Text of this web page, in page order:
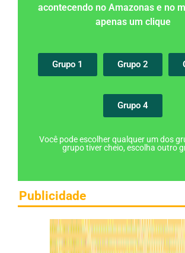
acontecendo no Amazonas e no
apenas um clique
Grupo 1 Grupo 2
Grupo 4
Você pode escolher qualquer um dos
grupo tiver cheio, escolha outro
Publicidade